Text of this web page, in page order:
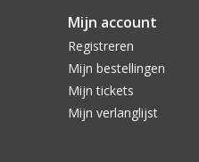
Mijn account
Registreren
Mijn bestellingen
Mijn tickets
Mijn verlanglijst